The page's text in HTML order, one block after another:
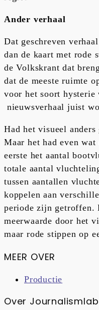
Ander verhaal
Dat geschreven
dan de kaart met rode
de Volkskrant dat
dat de meeste ruimte
voor het soort hysterie
nieuwsverhaal juist
Had het visueel
Maar het had even wat
eerste het aantal
totale aantal
tussen aantallen
koppelen aan
periode zijn getroffen.
meerwaarde door het
maar rode stippen op
MEER OVER
Productie
Over Journalismlab